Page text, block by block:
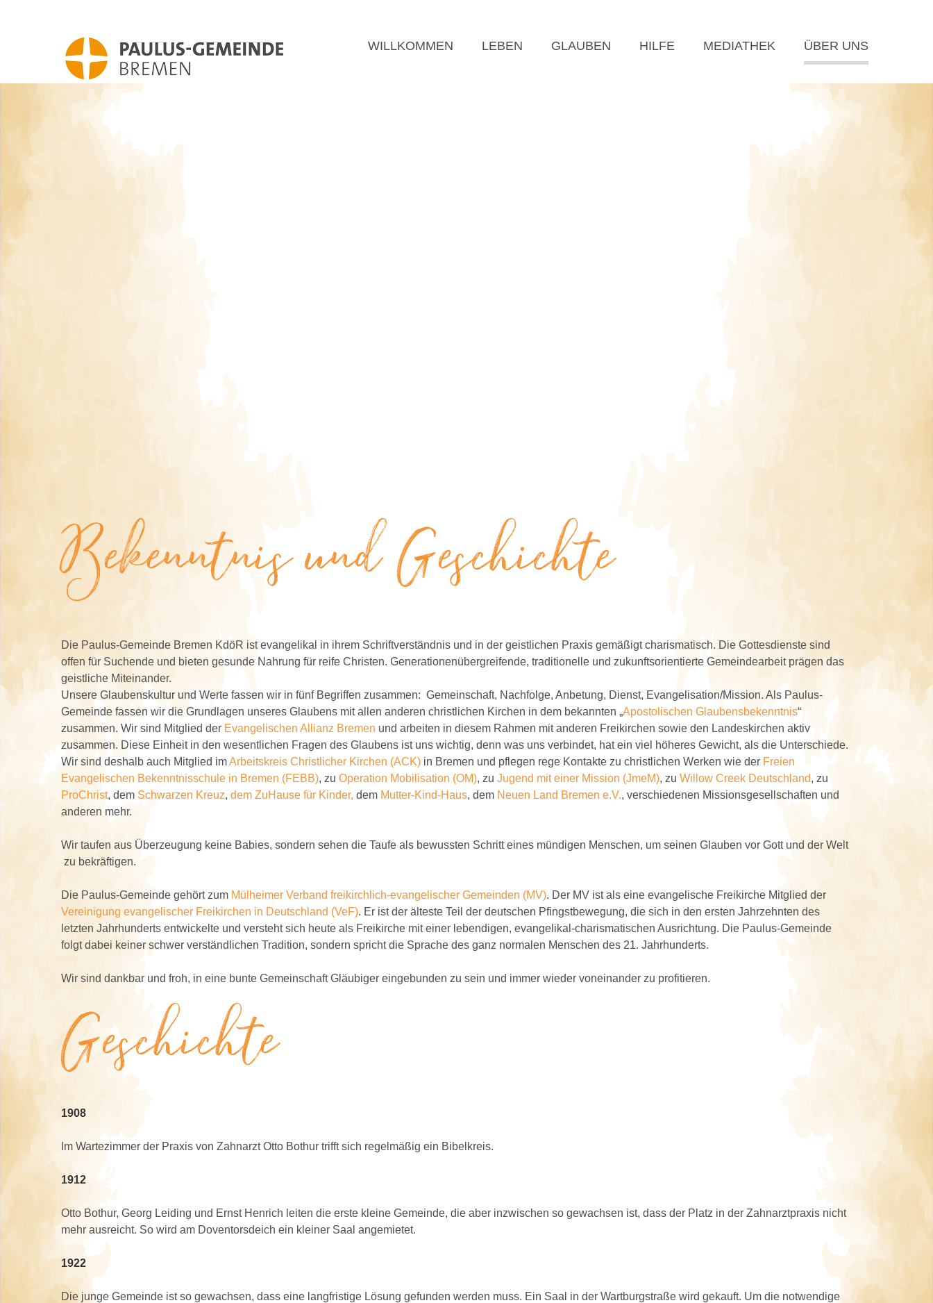
WILLKOMMEN LEBEN GLAUBEN HILFE MEDIATHEK ÜBER UNS
Bekenntnis und Geschichte
Die Paulus-Gemeinde Bremen KdöR ist evangelikal in ihrem Schriftverständnis und in der geistlichen Praxis gemäßigt charismatisch. Die Gottesdienste sind
offen für Suchende und bieten gesunde Nahrung für reife Christen. Generationenübergreifende, traditionelle und zukunftsorientierte Gemeindearbeit prägen das
geistliche Miteinander.
Unsere Glaubenskultur und Werte fassen wir in fünf Begriffen zusammen: Gemeinschaft, Nachfolge, Anbetung, Dienst, Evangelisation/Mission. Als Paulus-
Gemeinde fassen wir die Grundlagen unseres Glaubens mit allen anderen christlichen Kirchen in dem bekannten „Apostolischen Glaubensbekenntnis“
zusammen. Wir sind Mitglied der Evangelischen Allianz Bremen und arbeiten in diesem Rahmen mit anderen Freikirchen sowie den Landeskirchen aktiv
zusammen. Diese Einheit in den wesentlichen Fragen des Glaubens ist uns wichtig, denn was uns verbindet, hat ein viel höheres Gewicht, als die Unterschiede.
Wir sind deshalb auch Mitglied imArbeitskreis Christlicher Kirchen (ACK) in Bremen und pflegen rege Kontakte zu christlichen Werken wie der Freien
Evangelischen Bekenntnisschule in Bremen (FEBB), zu Operation Mobilisation (OM), zu Jugend mit einer Mission (JmeM), zu Willow Creek Deutschland, zu
ProChrist, dem Schwarzen Kreuz, dem ZuHause für Kinder, dem Mutter-Kind-Haus, dem Neuen Land Bremen e.V., verschiedenen Missionsgesellschaften und
anderen mehr.
Wir taufen aus Überzeugung keine Babies, sondern sehen die Taufe als bewussten Schritt eines mündigen Menschen, um seinen Glauben vor Gott und der Welt
zu bekräftigen.
Die Paulus-Gemeinde gehört zum Mülheimer Verband freikirchlich-evangelischer Gemeinden (MV). Der MV ist als eine evangelische Freikirche Mitglied der
Vereinigung evangelischer Freikirchen in Deutschland (VeF). Er ist der älteste Teil der deutschen Pfingstbewegung, die sich in den ersten Jahrzehnten des
letzten Jahrhunderts entwickelte und versteht sich heute als Freikirche mit einer lebendigen, evangelikal-charismatischen Ausrichtung. Die Paulus-Gemeinde
folgt dabei keiner schwer verständlichen Tradition, sondern spricht die Sprache des ganz normalen Menschen des 21. Jahrhunderts.
Wir sind dankbar und froh, in eine bunte Gemeinschaft Gläubiger eingebunden zu sein und immer wieder voneinander zu profitieren.
Geschichte
1908
Im Wartezimmer der Praxis von Zahnarzt Otto Bothur trifft sich regelmäßig ein Bibelkreis.
1912
Otto Bothur, Georg Leiding und Ernst Henrich leiten die erste kleine Gemeinde, die aber inzwischen so gewachsen ist, dass der Platz in der Zahnarztpraxis nicht
mehr ausreicht. So wird am Doventorsdeich ein kleiner Saal angemietet.
1922
Die junge Gemeinde ist so gewachsen, dass eine langfristige Lösung gefunden werden muss. Ein Saal in der Wartburgstraße wird gekauft. Um die notwendige